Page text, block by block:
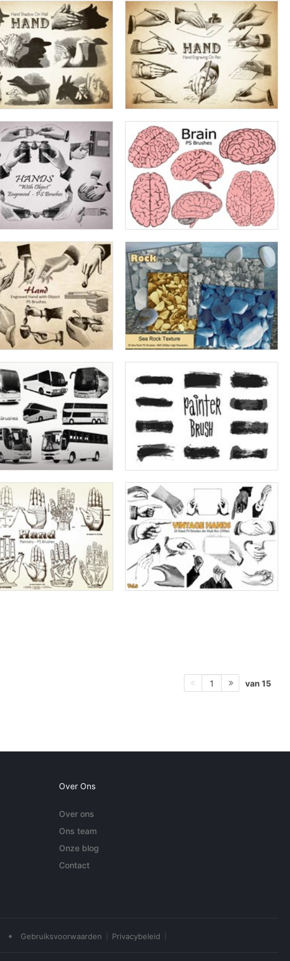
1 van 15
Over Ons
Over ons
Ons team
Onze blog
Contact
• Gebruiksvoorwaarden Privacybeleid